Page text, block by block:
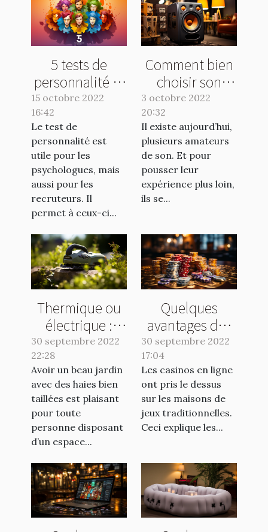
5 tests de
personnalité et
leurs avantages
15 octobre 2022
16:42
Le test de
personnalité est
utile pour les
psychologues, mais
aussi pour les
recruteurs. Il
permet à ceux-ci...
Comment bien
choisir son
caisson de
3 octobre 2022
20:32
Il existe aujourd’hui,
plusieurs amateurs
de son. Et pour
pousser leur
expérience plus loin,
ils se...
Thermique ou
électrique :
quelle taille
haie choisir ?
30 septembre 2022
22:28
Avoir un beau jardin
avec des haies bien
taillées est plaisant
pour toute
personne disposant
d’un espace...
Quelques
avantages des
casinos en ligne
30 septembre 2022
17:04
Les casinos en ligne
ont pris le dessus
sur les maisons de
jeux traditionnelles.
Ceci explique les...